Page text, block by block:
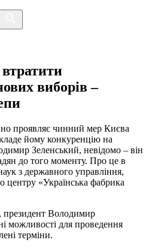
виборів –
проявляє чинний мер Києва
йому конкуренцію на
Зеленський, невідомо – він
до того моменту. Про це в
з державного управління,
центру «Українська фабрика
президент Володимир
можливості для проведення
терміни.